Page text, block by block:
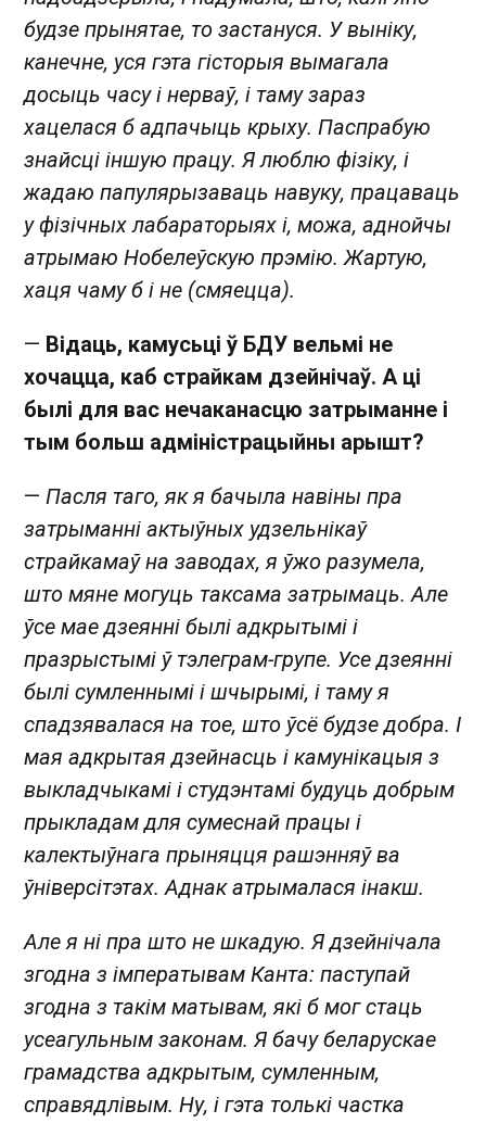
будзе прынятае, то застануся. У выніку,
канечне, уся гэта гісторыя вымагала
досыць часу і нерваў, і таму зараз
хацелася б адпачыць крыху. Паспрабую
знайсці іншую працу. Я люблю фізіку, і
жадаю папулярызаваць навуку, працаваць
у фізічных лабараторыях і, можа, аднойчы
атрымаю Нобелеўскую прэмію. Жартую,
хаця чаму б і не (смяецца).
— Відаць, камусьці ў БДУ вельмі не
хочацца, каб страйкам дзейнічаў. А ці
былі для вас нечаканасцю затрыманне і
тым больш адміністрацыйны арышт?
— Пасля таго, як я бачыла навіны пра
затрыманні актыўных удзельнікаў
страйкамаў на заводах, я ўжо разумела,
што мяне могуць таксама затрымаць. Але
ўсе мае дзеянні былі адкрытымі і
празрыстымі ў тэлеграм-групе. Усе дзеянні
былі сумленнымі і шчырымі, і таму я
спадзявалася на тое, што ўсё будзе добра. І
мая адкрытая дзейнасць і камунікацыя з
выкладчыкамі і студэнтамі будуць добрым
прыкладам для сумеснай працы і
калектыўнага прыняцця рашэнняў ва
ўніверсітэтах. Аднак атрымалася інакш.
Але я ні пра што не шкадую. Я дзейнічала
згодна з імператывам Канта: паступай
згодна з такім матывам, які б мог стаць
усеагульным законам. Я бачу беларускае
грамадства адкрытым, сумленным,
справядлівым. Ну, і гэта толькі частка